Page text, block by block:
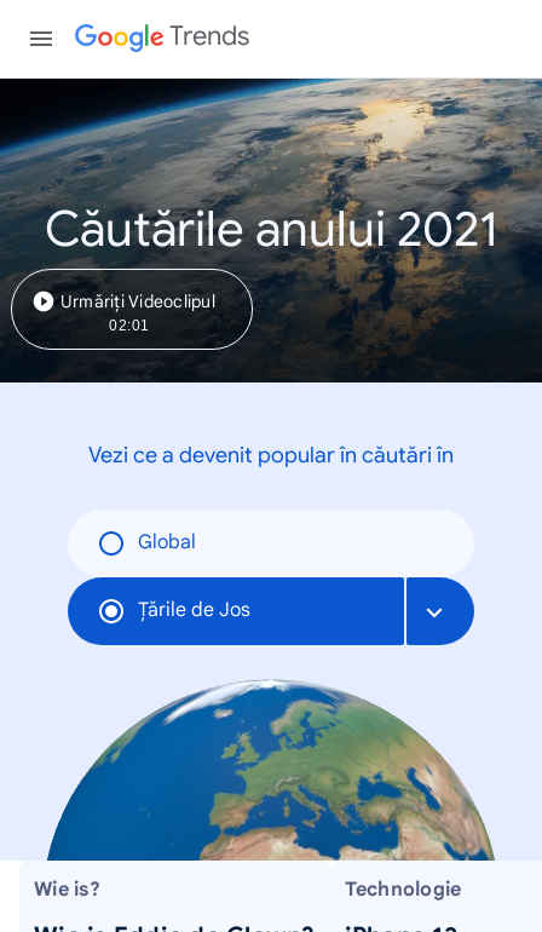
Trends
Căutările anului 2021
Urmăriți Videoclipul
02:01
Vezi ce a devenit popular în căutări în
Global
Țările de Jos
Wie is? Technologie